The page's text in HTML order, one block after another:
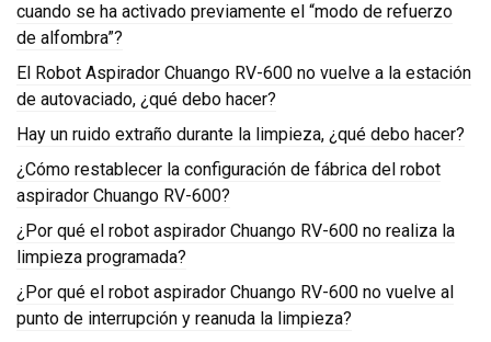
cuando se ha activado previamente el “modo de refuerzo
de alfombra”?
El Robot Aspirador Chuango RV-600 no vuelve a la estación
de autovaciado, ¿qué debo hacer?
Hay un ruido extraño durante la limpieza, ¿qué debo hacer?
¿Cómo restablecer la configuración de fábrica del robot
aspirador Chuango RV-600?
¿Por qué el robot aspirador Chuango RV-600 no realiza la
limpieza programada?
¿Por qué el robot aspirador Chuango RV-600 no vuelve al
punto de interrupción y reanuda la limpieza?